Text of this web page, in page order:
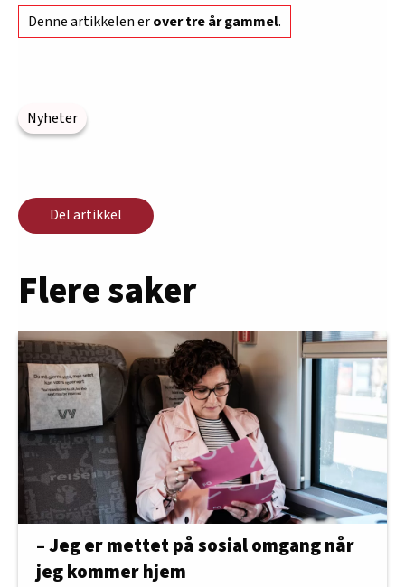
Denne artikkelen erover tre år gammel.
Nyheter
Del artikkel
Flere saker
– Jeg er mettet på sosial omgang når
jeg kommer hjem